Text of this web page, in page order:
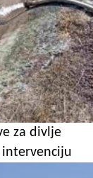
za divlje